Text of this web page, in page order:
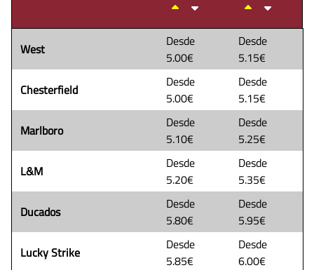
West
Desde
5.00€
Desde
5.15€
Chesterfield
Desde
5.00€
Desde
5.15€
Marlboro
Desde
5.10€
Desde
5.25€
L&M
Desde
5.20€
Desde
5.35€
Ducados
Desde
5.80€
Desde
5.95€
Lucky Strike
Desde
5.85€
Desde
6.00€